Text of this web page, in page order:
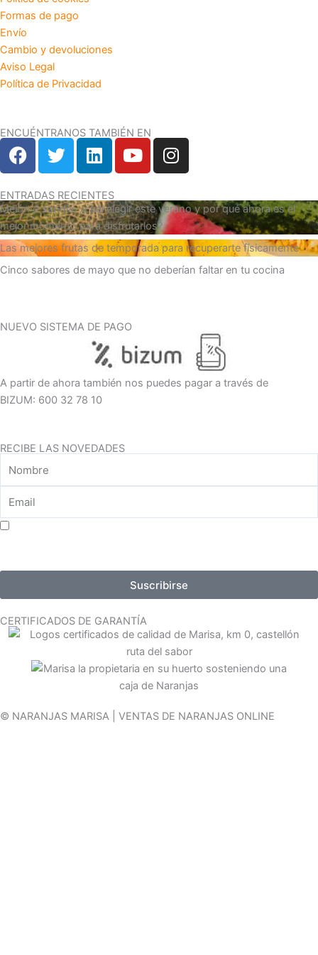
Formas de pago
Envío
Cambio y devoluciones
Aviso Legal
Política de Privacidad
ENCUÉNTRANOS TAMBIÉN EN
F
a
e
b
o
o
k
T
w
t
t
e
r
L
i
k
e
d
i
n
Y
o
t
u
b
e
I
n
t
a
g
r
a
ENTRADAS RECIENTES
Melón o sandía: ¿cuál elegir este verano y por qué ahora es el
mejor momento para disfrutarlos?
Las mejores frutas de temporada para recuperarte físicamente
Cinco sabores de mayo que no deberían faltar en tu cocina
NUEVO SISTEMA DE PAGO
A partir de ahora también nos puedes pagar a través de
BIZUM: 600 32 78 10
RECIBE LAS NOVEDADES
Suscribirse
CERTIFICADOS DE GARANTÍA
© NARANJAS MARISA | VENTAS DE NARANJAS ONLINE